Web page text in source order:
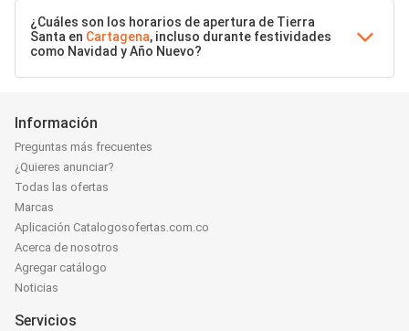
¿Cuáles son los horarios de apertura de Tierra
Santa en Cartagena, incluso durante festividades
como Navidad y Año Nuevo?
Información
Preguntas más frecuentes
¿Quieres anunciar?
Todas las ofertas
Marcas
Aplicación Catalogosofertas.com.co
Acerca de nosotros
Agregar catálogo
Noticias
Servicios